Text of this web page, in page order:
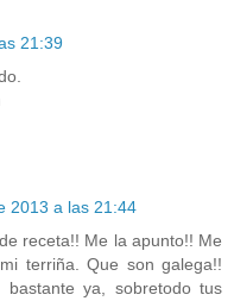
21:39
2013 a las 21:44
receta!! Me la apunto!! Me
terriña. Que son galega!!
ya, sobretodo tus